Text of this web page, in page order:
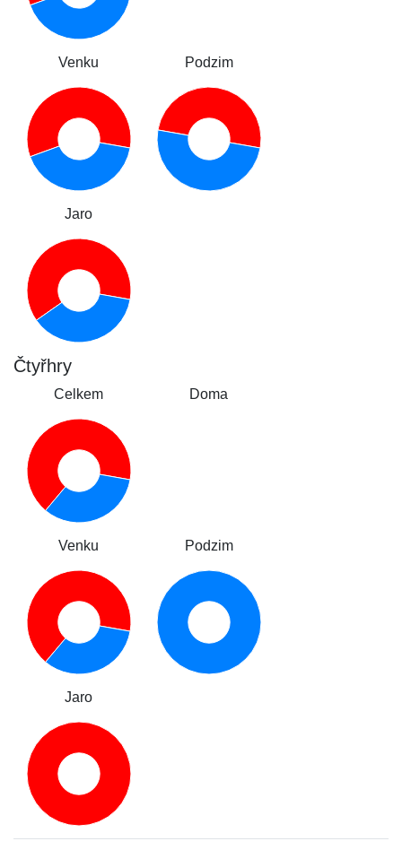
Venku Podzim
Jaro
Čtyřhry
Celkem Doma
Venku Podzim
Jaro